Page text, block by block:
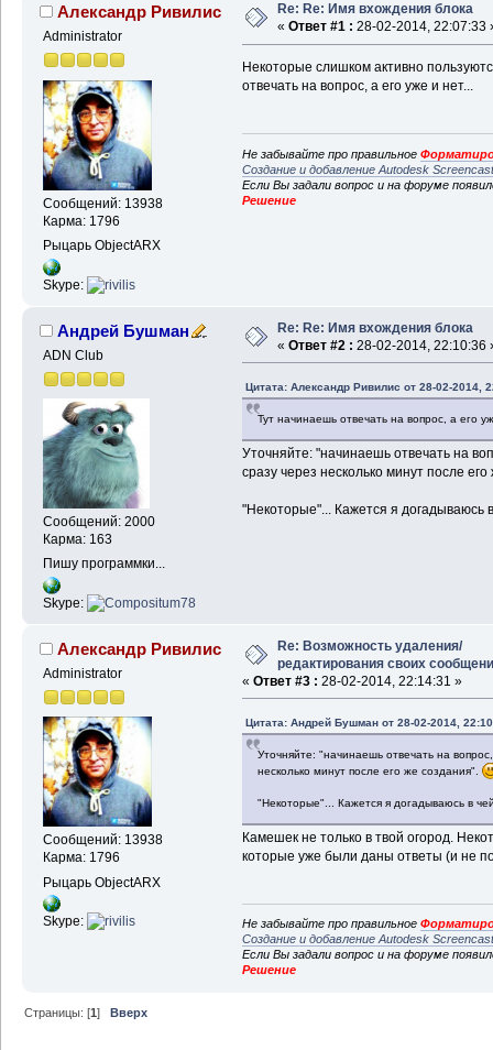
Александр Ривилис
Administrator
Сообщений: 13938
Карма: 1796
Рыцарь ObjectARX
Skype:
Re: Re: Имя вхождения блока
« Ответ #1 : 28-02-2014, 22:07:33
Некоторые слишком активно
отвечать на вопрос, а его уже и нет...
Не забывайте про правильное
Создание и добавление Autodesk
Если Вы задали вопрос и на форуме
Решение
Андрей Бушман
ADN Club
Сообщений: 2000
Карма: 163
Пишу программки...
Skype:
Re: Re: Имя вхождения блока
« Ответ #2 : 28-02-2014, 22:10:36
Цитата: Александр Ривилис от 28-02-2014,
Тут начинаешь отвечать на вопрос, а его
Уточняйте: "начинаешь отвечать на
сразу через несколько минут после
"Некоторые"... Кажется я догадываюсь
Александр Ривилис
Administrator
Сообщений: 13938
Карма: 1796
Рыцарь ObjectARX
Skype:
Re: Возможность удаления/
редактирования своих
« Ответ #3 : 28-02-2014, 22:14:31 »
Цитата: Андрей Бушман от 28-02-2014,
Уточняйте: "начинаешь отвечать на
несколько минут после его же создания".
"Некоторые"... Кажется я догадываюсь в
Камешек не только в твой огород.
которые уже были даны ответы (и не
Не забывайте про правильное
Создание и добавление Autodesk
Если Вы задали вопрос и на форуме
Решение
Страницы: [1] Вверх